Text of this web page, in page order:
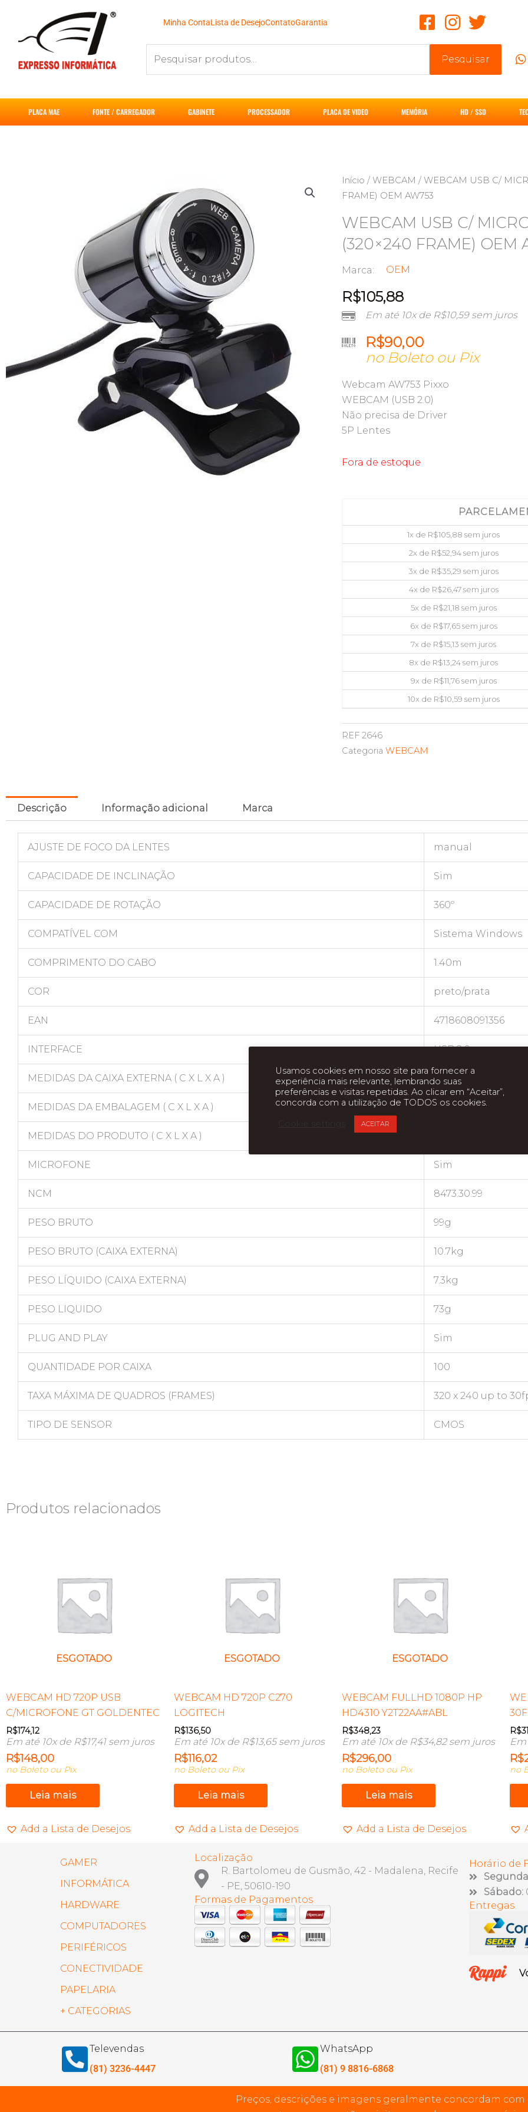
conteúdo
Minha ContaLista de DesejoContatoGarantia
por:
Pesquisar
PLACA MAE FONTE / CARREGADOR GABINETE PROCESSADOR PLACA DE VIDEO MEMÓRIA HD / SSD
Início / WEBCAM / WEBCAM USB C/
FRAME) OEM AW753
WEBCAM USB C/
(320×240 FRAME) OEM
Marca: OEM
R$105,88
Em até 10x de R$10,59sem juros
R$90,00
no Boleto ou Pix
Webcam AW753 Pixxo
WEBCAM (USB 2.0)
Não precisa de Driver
5P Lentes
Fora de estoque
1x de R$105,88 sem juros
2x de R$52,94sem juros
3x de R$35,29 sem juros
4x de R$26,47sem juros
5x de R$21,18 sem juros
6x de R$17,65sem juros
7x de R$15,13 sem juros
8x de R$13,24sem juros
9x de R$11,76sem juros
10x de R$10,59 sem juros
REF 2646
Categoria WEBCAM
Descrição Informação adicional Marca
AJUSTE DE FOCO DA LENTES manual
CAPACIDADE DE INCLINAÇÃO Sim
CAPACIDADE DE ROTAÇÃO 360º
COMPATÍVEL COM Sistema Windows
COMPRIMENTO DO CABO 1.40m
COR preto/prata
EAN 4718608091356
INTERFACE USB 2.0
MEDIDAS DA CAIXA EXTERNA ( C X L X A ) 455 x 350 x 470 mm
MEDIDAS DA EMBALAGEM ( C X L X A ) 65 x 85 x 110mm
MEDIDAS DO PRODUTO ( C X L X A )
MICROFONE Sim
NCM 8473.30.99
PESO BRUTO 99g
PESO BRUTO (CAIXA EXTERNA) 10.7kg
PESO LÍQUIDO (CAIXA EXTERNA) 7.3kg
PESO LIQUIDO 73g
PLUG AND PLAY Sim
QUANTIDADE POR CAIXA 100
TAXA MÁXIMA DE QUADROS (FRAMES) 320 x 240 up to
TIPO DE SENSOR CMOS
Produtos relacionados
ESGOTADO
WEBCAM HD 720P USB
C/MICROFONE GT GOLDENTEC
R$174,12
Em até 10x de R$17,41sem juros
R$148,00
no Boleto ou Pix
Leia mais
Add a Lista de Desejos
ESGOTADO
WEBCAM HD 720P C270
LOGITECH
R$136,50
Em até 10x de R$13,65sem juros
R$116,02
no Boleto ou Pix
Leia mais
Add a Lista de Desejos
ESGOTADO
WEBCAM FULLHD 1080P HP
HD4310 Y2T22AA#ABL
R$348,23
Em até 10x de R$34,82sem juros
R$296,00
no Boleto ou Pix
Leia mais
Add a Lista de Desejos
R$
R$
no
GAMER
INFORMÁTICA
HARDWARE
COMPUTADORES
PERIFÉRICOS
CONECTIVIDADE
PAPELARIA
+ CATEGORIAS
Localização
R. Bartolomeu de Gusmão, 42 - Madalena, Recife
- PE, 50610-190
Formas de Pagamentos
Horário de
Sábado:
Entregas
Televendas
(81) 3236-4447
WhatsApp
(81) 9 8816-6868
Preços, descrições e imagens geralmente concordam com
Usamos cookies em nosso site para fornecer a
experiência mais relevante, lembrando suas
preferências e visitas repetidas. Ao clicar em “Aceitar”,
concorda com a utilização de TODOS os cookies.
ACEITAR